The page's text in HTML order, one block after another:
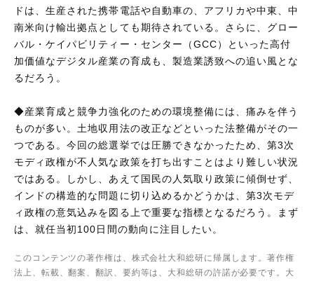
ドは、生産された携帯電話や自動車の、アフリカや中東、中
南米向け輸出拠点としても期待されている。さらに、グロー
バル・ケイパビリティー・センター（GCC）といった高付
加価値なデジタル産業の育成も、製造業誘致への追い風とな
るだろう。
◆産業育成と競争力強化のための環境整備には、痛みを伴う
ものが多い。土地収用法の改正などといった法整備がその一
つである。今回の総選挙では圧勝できなかったため、第3次
モディ政権が不人気な政策を打ち出すことはより難しい状況
ではある。しかし、あえて国民の人気取り政策に傾倒せず、
インドの構造的な問題に切り込めるかどうかは、第3次モデ
ィ政権の意気込みを図る上で重要な指標となるだろう。まず
は、就任当初100日間の動向に注目したい。
このコンテンツの著作権は、株式会社大和総研に帰属します。著作権
法上、転載、翻案、翻訳、要約等は、大和総研の許諾が必要です。大